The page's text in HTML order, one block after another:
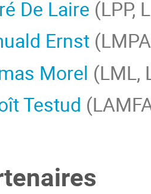
De Laire (LPP,
Ernst
Morel (LML,
Testud